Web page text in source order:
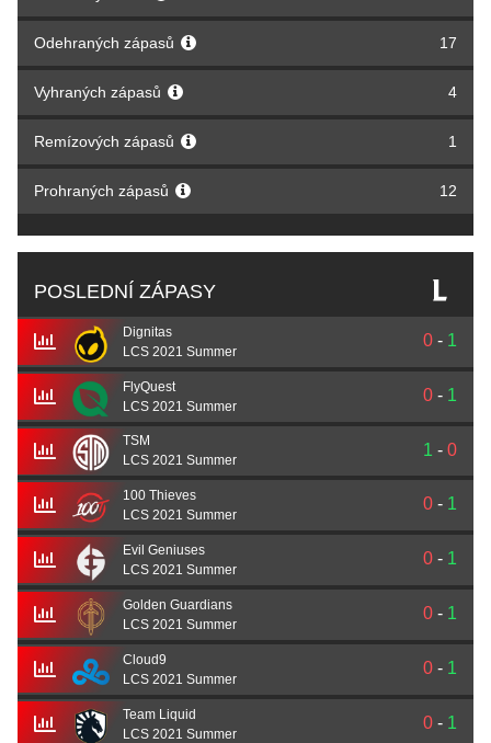
Odehraných zápasů 17
Vyhraných zápasů 4
Remízových zápasů 1
Prohraných zápasů 12
POSLEDNÍ ZÁPASY
Dignitas
LCS 2021 Summer
0 - 1
FlyQuest
LCS 2021 Summer
0 - 1
TSM
LCS 2021 Summer
1 - 0
100 Thieves
LCS 2021 Summer
0 - 1
Evil Geniuses
LCS 2021 Summer
0 - 1
Golden Guardians
LCS 2021 Summer
0 - 1
Cloud9
LCS 2021 Summer
0 - 1
Team Liquid
LCS 2021 Summer
0 - 1